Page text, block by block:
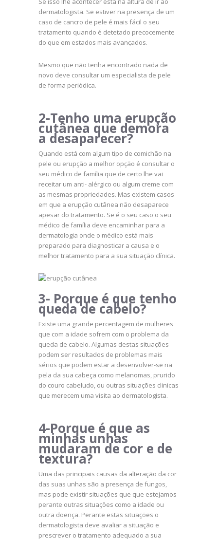
dermatologista. Se estiver na presença de um
caso de cancro de pele é mais fácil o seu
tratamento quando é detetado precocemente
do que em estados mais avançados.
Mesmo que não tenha encontrado nada de
novo deve consultar um especialista de pele
de forma periódica.
2-Tenho uma erupção
cutânea que demora
a desaparecer?
Quando está com algum tipo de comichão na
pele ou erupção a melhor opção é consultar o
seu médico de família que de certo lhe vai
receitar um anti- alérgico ou algum creme com
as mesmas propriedades. Mas existem casos
em que a erupção cutânea não desaparece
apesar do tratamento. Se é o seu caso o seu
médico de família deve encaminhar para a
dermatologia onde o médico está mais
preparado para diagnosticar a causa e o
melhor tratamento para a sua situação clínica.
3- Porque é que tenho
queda de cabelo?
Existe uma grande percentagem de mulheres
que com a idade sofrem com o problema da
queda de cabelo. Algumas destas situações
podem ser resultados de problemas mais
sérios que podem estar a desenvolver-se na
pela da sua cabeça como melanomas, prurido
do couro cabeludo, ou outras situações clinicas
que merecem uma visita ao dermatologista.
4-Porque é que as
minhas unhas
mudaram de cor e de
textura?
Uma das principais causas da alteração da cor
das suas unhas são a presença de fungos,
mas pode existir situações que que estejamos
perante outras situações como a idade ou
outra doença. Perante estas situações o
dermatologista deve avaliar a situação e
prescrever o tratamento adequado a sua